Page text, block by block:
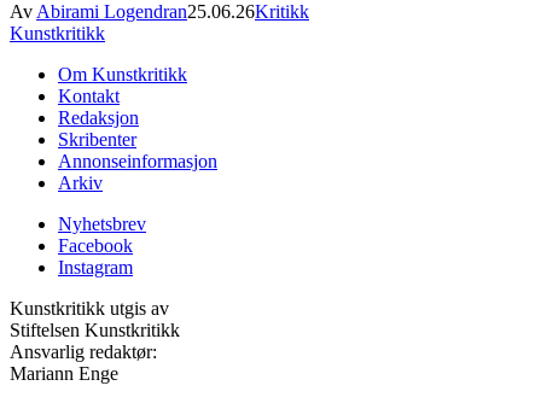
Av Abirami Logendran25.06.26Kritikk
Kunstkritikk
Om Kunstkritikk
Kontakt
Redaksjon
Skribenter
Annonseinformasjon
Arkiv
Nyhetsbrev
Facebook
Instagram
Kunstkritikk utgis av
Stiftelsen Kunstkritikk
Ansvarlig redaktør:
Mariann Enge